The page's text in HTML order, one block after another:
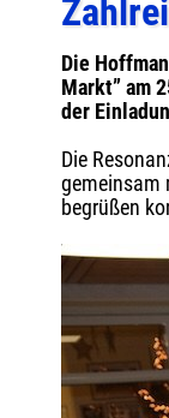
Die
Markt” am
der
Die
gemeinsam
begrüßen